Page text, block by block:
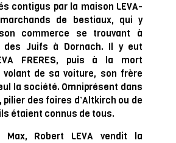
contigus par la maison LEVA-
marchands de bestiaux, qui y
commerce se trouvant à
des Juifs à Dornach. Il y eut
FRERES, puis à la mort
volant de sa voiture, son frère
la société. Omniprésent dans
pilier des foires d’Altkirch ou de
étaient connus de tous.
Robert LEVA vendit la